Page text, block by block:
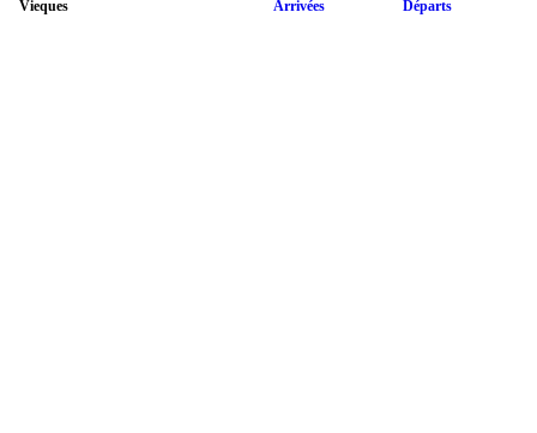
Vieques Arrivées Départs